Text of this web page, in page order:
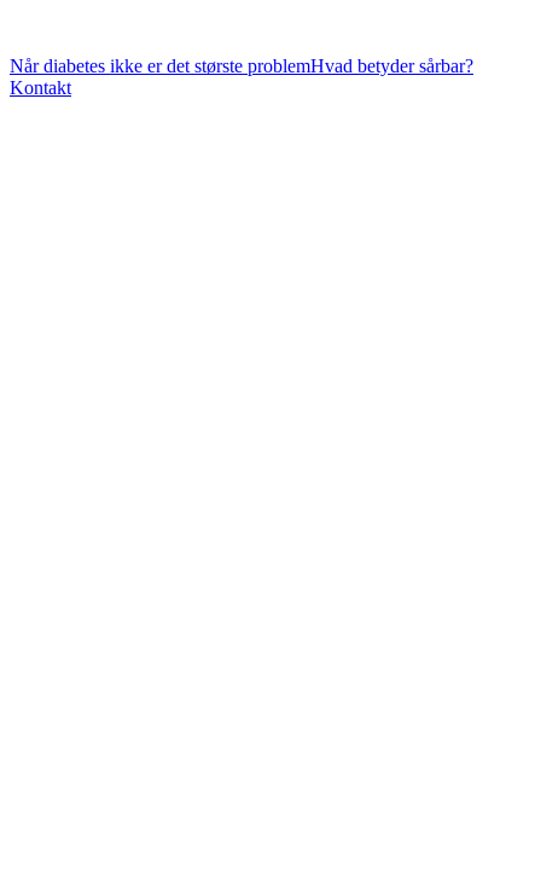
Når diabetes ikke er det største problemHvad betyder sårbar?
Kontakt